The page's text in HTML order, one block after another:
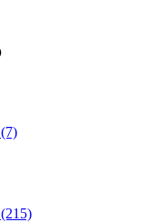
(7)
(215)